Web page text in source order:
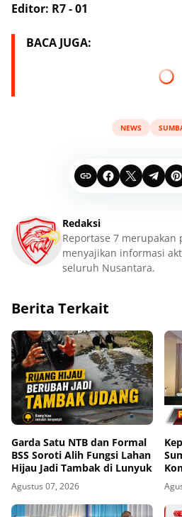
Editor: R7 - 01
BACA JUGA:
NEWS
Redaksi
Reportase 7
menyajikan informasi
seluruh Nusantara.
Berita Terkait
Garda Satu NTB dan Formal
BSS Soroti Alih Fungsi Lahan
Hijau Jadi Tambak di Lunyuk
Agustus 07, 2026